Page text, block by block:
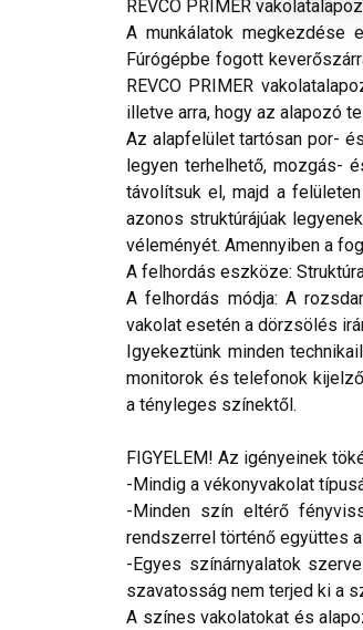
REVCO PRIMER
A munkálatok megkezdése
Fúrógépbe fogott
REVCO PRIMER
illetve arra, hogy az alapozó
Az alapfelület tartósan por-
legyen terhelhető, mozgás-
távolítsuk el, majd a
azonos struktúrájúak
véleményét. Amennyiben a
A felhordás eszköze:
A felhordás módja: A
vakolat esetén a dörzsölés
Igyekeztünk minden
monitorok és telefonok
a tényleges színektől.
FIGYELEM! Az igényeinek
-Mindig a vékonyvakolat
-Minden szín eltérő
rendszerrel történő együttes
-Egyes színárnyalatok
szavatosság nem terjed ki a
A színes vakolatokat és